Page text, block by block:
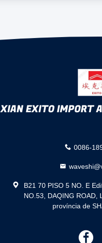
XIAN EXITO IMPORT
0086-
B21 70 PISO 5 NO. E
NO.53, DAQING ROAD,
província de